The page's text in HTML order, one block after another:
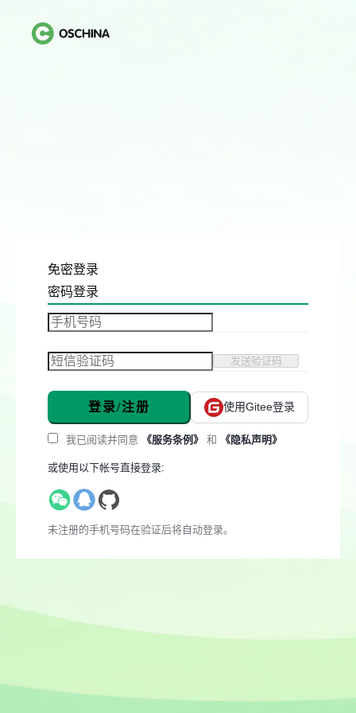
免密登录
密码登录
发送验证码
登录/注册 使用Gitee登录
我已阅读并同意 《服务条例》 和 《隐私声明》
或使用以下帐号直接登录:
未注册的手机号码在验证后将自动登录。